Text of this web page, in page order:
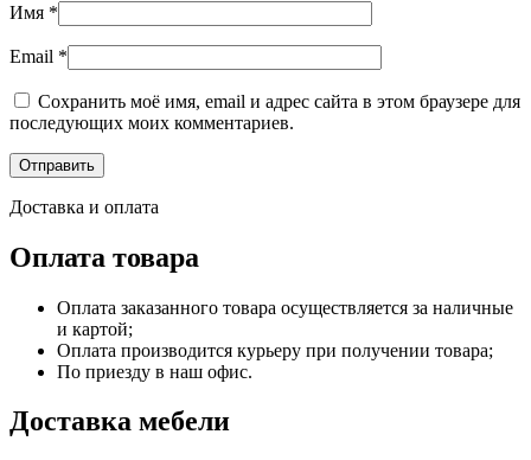
Имя *
Email *
Сохранить моё имя, email и адрес сайта в этом браузере для
последующих моих комментариев.
Доставка и оплата
Оплата товара
Оплата заказанного товара осуществляется за наличные
и картой;
Оплата производится курьеру при получении товара;
По приезду в наш офис.
Доставка мебели